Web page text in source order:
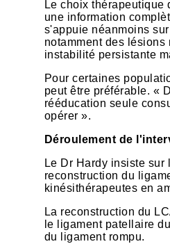
Le choix
une information
s'appuie néanmoins
notamment des
instabilité persistante
Pour certaines
peut être préférable. «
rééducation seule
opérer ».
Déroulement de
Le Dr Hardy insiste
reconstruction du
kinésithérapeutes en
La reconstruction du
le ligament patellaire
du ligament rompu.